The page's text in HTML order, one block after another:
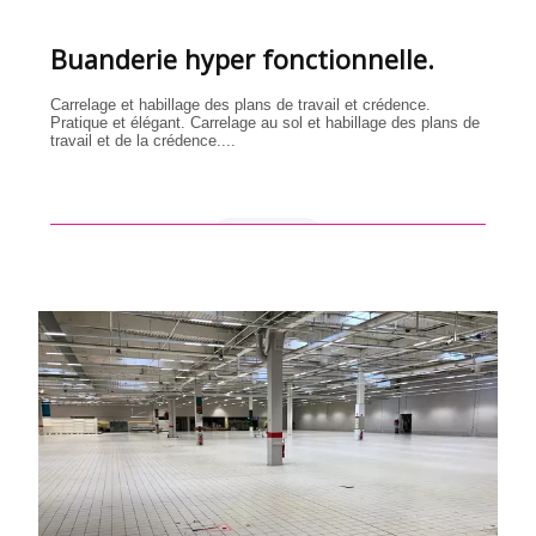
Buanderie hyper fonctionnelle.
Carrelage et habillage des plans de travail et crédence.
Pratique et élégant. Carrelage au sol et habillage des plans de
travail et de la crédence....